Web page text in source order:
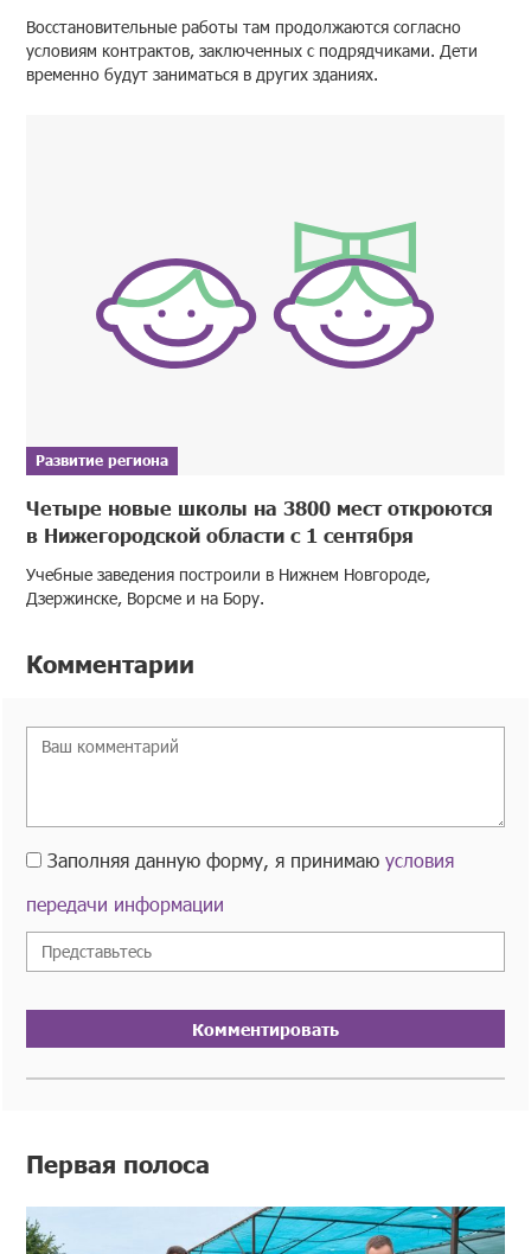
Восстановительные работы там продолжаются согласно
условиям контрактов, заключенных с подрядчиками. Дети
временно будут заниматься в других зданиях.
Развитие региона
Четыре новые школы на 3800 мест откроются
в Нижегородской области с 1 сентября
Учебные заведения построили в Нижнем Новгороде,
Дзержинске, Ворсме и на Бору.
Комментарии
Заполняя данную форму, я принимаюусловия
передачи информации
Комментировать
Первая полоса